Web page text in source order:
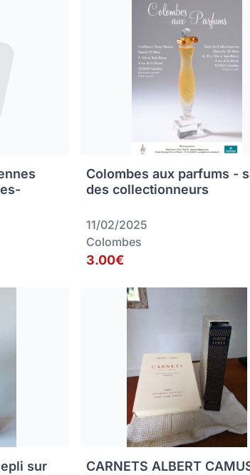
Colombes aux parfums -
des collectionneurs
11/02/2025
Colombes
3.00€
sur
CARNETS ALBERT